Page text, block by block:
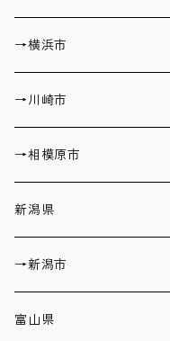
→横浜市
→川崎市
→相模原市
新潟県
→新潟市
富山県